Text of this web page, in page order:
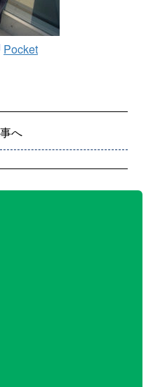
Pocket
へ